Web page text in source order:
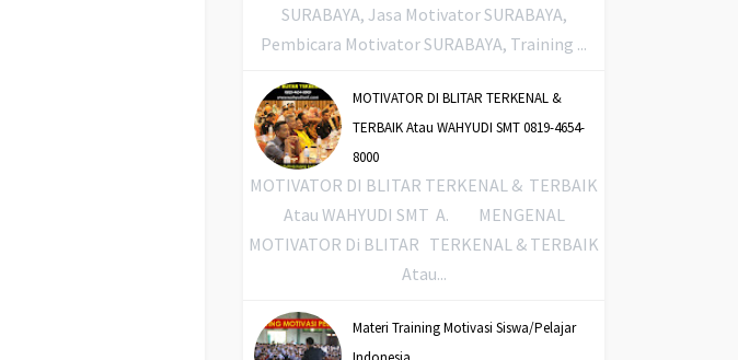
SURABAYA, Jasa Motivator SURABAYA,
Pembicara Motivator SURABAYA, Training ...
MOTIVATOR DI BLITAR TERKENAL &
TERBAIK Atau WAHYUDI SMT 0819-4654-
8000
MOTIVATOR DI BLITAR TERKENAL & TERBAIK
Atau WAHYUDI SMT A. MENGENAL
MOTIVATOR Di BLITAR TERKENAL & TERBAIK
Atau...
Materi Training Motivasi Siswa/Pelajar